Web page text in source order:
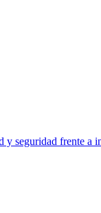
y seguridad frente a